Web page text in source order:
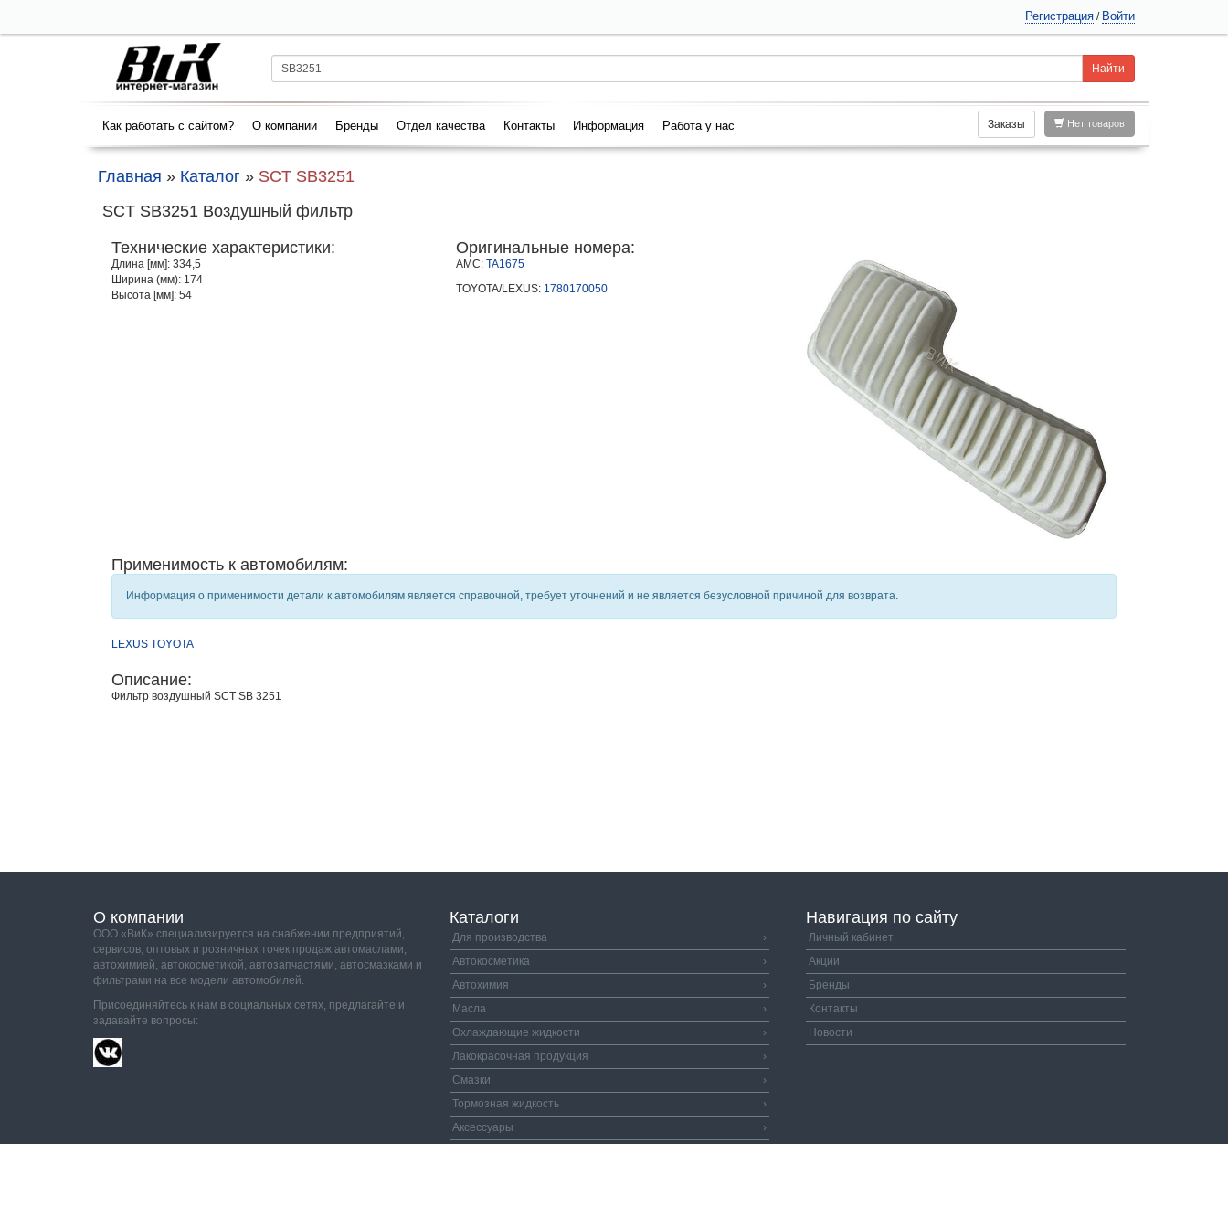
Регистрация / Войти
Как работать с сайтом? О компании Бренды Отдел качества Контакты Информация Работа у нас Нет товаров
Заказы
Главная » Каталог » SCT SB3251
SCT SB3251 Воздушный фильтр
Технические характеристики:
Длина [мм]: 334,5
Ширина (мм): 174
Высота [мм]: 54
Оригинальные номера:
AMC: TA1675
TOYOTA/LEXUS: 1780170050
Применимость к автомобилям:
Информация о применимости детали к автомобилям является справочной, требует уточнений и не является безусловной причиной для возврата.
LEXUS TOYOTA
Описание:
Фильтр воздушный SCT SB 3251
О компании
ООО «ВиК» специализируется на снабжении предприятий,
сервисов, оптовых и розничных точек продаж автомаслами,
автохимией, автокосметикой, автозапчастями, автосмазками и
фильтрами на все модели автомобилей.
Присоединяйтесь к нам в социальных сетях, предлагайте и
задавайте вопросы:
Каталоги
Для производства
›
Автокосметика
›
Автохимия
›
Масла
›
Охлаждающие жидкости
›
Лакокрасочная продукция
›
Смазки
›
Тормозная жидкость
›
Аксессуары
›
Навигация по сайту
Личный кабинет
Акции
Бренды
Контакты
Новости